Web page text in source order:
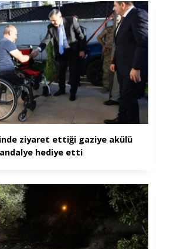
ziyaret ettiği gaziye akülü
hediye etti